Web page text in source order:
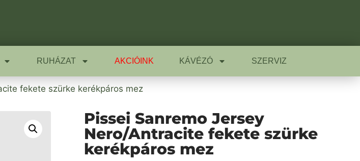
RUHÁZAT AKCIÓINK KÁVÉZÓ SZERVIZ
fekete szürke kerékpáros mez
Pissei Sanremo Jersey
Nero/Antracite fekete szürke
kerékpáros mez